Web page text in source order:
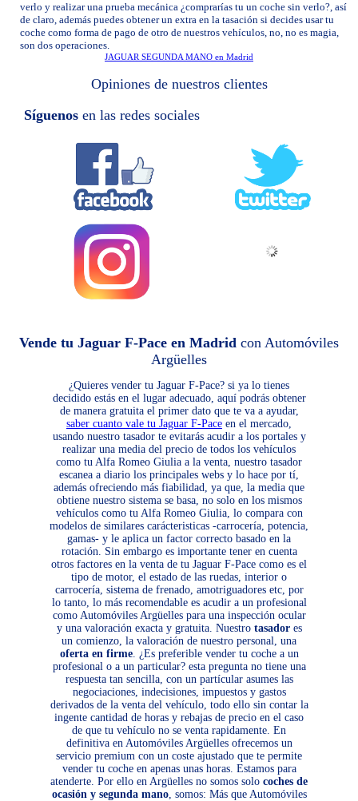
verlo y realizar una prueba mecánica ¿comprarías tu un coche sin verlo?, así
de claro, además puedes obtener un extra en la tasación si decides usar tu
coche como forma de pago de otro de nuestros vehículos, no, no es magia,
son dos operaciones.
JAGUAR SEGUNDA MANO en Madrid
Opiniones de nuestros clientes
Síguenosen las redes sociales
Vende tu Jaguar F-Pace en Madrid con Automóviles
Argüelles
¿Quieres vender tu Jaguar F-Pace? si ya lo tienes
decidido estás en el lugar adecuado, aquí podrás obtener
de manera gratuita el primer dato que te va a ayudar,
saber cuanto vale tu Jaguar F-Pace en el mercado,
usando nuestro tasador te evitarás acudir a los portales y
realizar una media del precio de todos los vehículos
como tu Alfa Romeo Giulia a la venta, nuestro tasador
escanea a diario los principales webs y lo hace por tí,
además ofreciendo más fiabilidad, ya que, la media que
obtiene nuestro sistema se basa, no solo en los mismos
vehículos como tu Alfa Romeo Giulia, lo compara con
modelos de similares carácteristicas -carrocería, potencia,
gamas- y le aplica un factor correcto basado en la
rotación. Sin embargo es importante tener en cuenta
otros factores en la venta de tu Jaguar F-Pace como es el
tipo de motor, el estado de las ruedas, interior o
carrocería, sistema de frenado, amotriguadores etc, por
lo tanto, lo más recomendable es acudir a un profesional
como Automóviles Argüelles para una inspección ocular
y una valoración exacta y gratuita. Nuestro tasadores
un comienzo, la valoración de nuestro personal, una
oferta en firme. ¿Es preferible vender tu coche a un
profesional o a un particular? esta pregunta no tiene una
respuesta tan sencilla, con un partícular asumes las
negociaciones, indecisiones, impuestos y gastos
derivados de la venta del vehículo, todo ello sin contar la
ingente cantidad de horas y rebajas de precio en el caso
de que tu vehículo no se venta rapidamente. En
definitiva en Automóviles Argüelles ofrecemos un
servicio premium con un coste ajustado que te permite
vender tu coche en apenas unas horas. Estamos para
atenderte. Por ello en Argüelles no somos solo coches de
ocasión y segunda mano, somos: Más que Automóviles